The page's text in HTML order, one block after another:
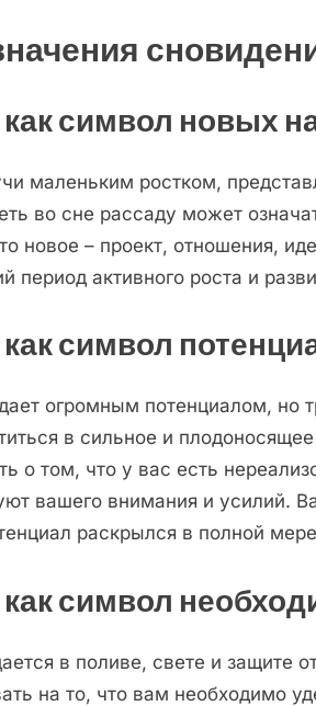
символ новых
маленьким ростком,
во сне рассаду может
новое – проект, отношения,
период активного роста и
символ
огромным потенциалом, но
в сильное и
о том, что у вас есть
вашего внимания и усилий.
раскрылся в полной
символ
в поливе, свете и защите
на то, что вам необходимо